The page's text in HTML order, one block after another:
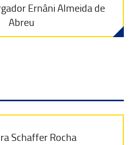
Ernâni Almeida de
Abreu
Schaffer Rocha